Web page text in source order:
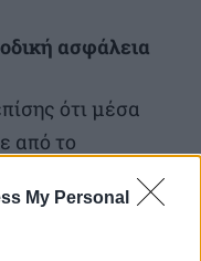
My Personal
ασφάλεια
ότι μέσα
από το
ο διεθνής
εγκατάσταση,